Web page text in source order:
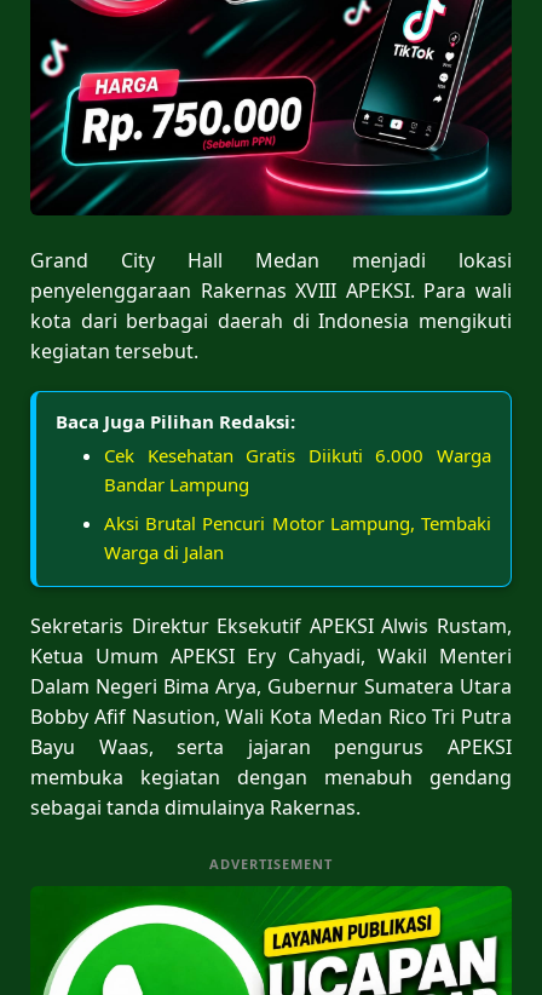
Grand City Hall Medan menjadi lokasi
penyelenggaraan Rakernas XVIII APEKSI. Para wali
kota dari berbagai daerah di Indonesia mengikuti
kegiatan tersebut.
Baca Juga Pilihan Redaksi:
Cek Kesehatan Gratis Diikuti 6.000 Warga
Bandar Lampung
Aksi Brutal Pencuri Motor Lampung, Tembaki
Warga di Jalan
Sekretaris Direktur Eksekutif APEKSI Alwis Rustam,
Ketua Umum APEKSI Ery Cahyadi, Wakil Menteri
Dalam Negeri Bima Arya, Gubernur Sumatera Utara
Bobby Afif Nasution, Wali Kota Medan Rico Tri Putra
Bayu Waas, serta jajaran pengurus APEKSI
membuka kegiatan dengan menabuh gendang
sebagai tanda dimulainya Rakernas.
ADVERTISEMENT